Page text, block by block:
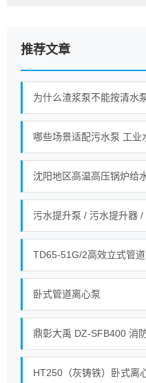
推荐文章
为什么渣浆泵不能按清水
哪些场景适配污水泵 工业
沈阳地区高温高压锅炉给
TD65-51G/2高效立式管
卧式管道离心泵
HT250（灰铸铁）卧式离